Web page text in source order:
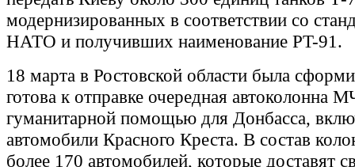
модернизированных в соответствии со
НАТО и получивших наименование PT-91.
18 марта в Ростовской области была
готова к отправке очередная автоколонна
гуманитарной помощью для Донбасса,
автомобили Красного Креста. В состав
более 170 автомобилей, которые доставят